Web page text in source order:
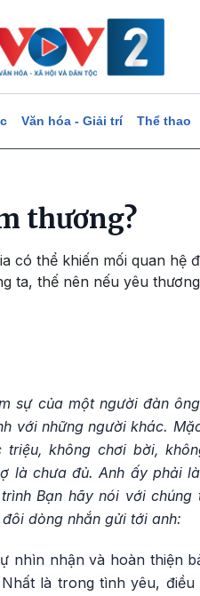
Văn hóa - Giải trí Thể thao
thương?
có thể khiến mối quan
ta, thế nên nếu yêu
sự của một người đàn
với những người khác.
không chơi bời,
là chưa đủ. Anh ấy phải
Bạn hãy nói với
dòng nhắn gửi tới anh:
nhìn nhận và hoàn thiện
là trong tình yêu,